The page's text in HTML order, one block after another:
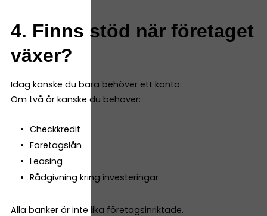
4. Finns stöd när företaget
växer?
Idag kanske du bara behöver ett konto.
Om två år kanske du behöver:
Checkkredit
Företagslån
Leasing
Rådgivning kring investeringar
Alla banker är inte lika företagsinriktade.